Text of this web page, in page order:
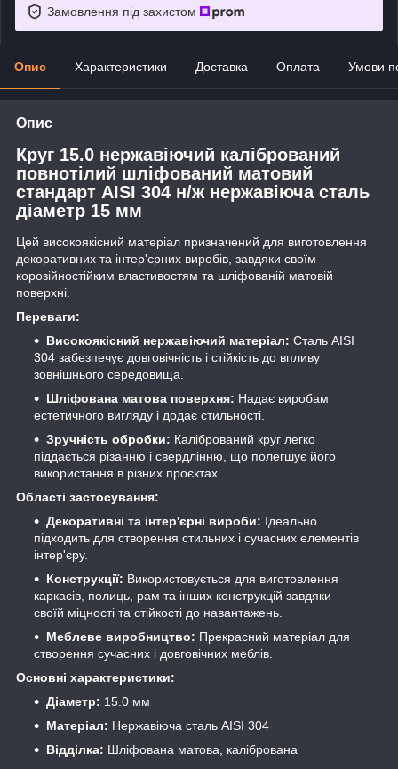
Замовлення під захистом
Опис Характеристики Доставка Оплата Умови
Опис
Круг 15.0 нержавіючий калібрований
повнотілий шліфований матовий
стандарт AISI 304 н/ж нержавіюча сталь
діаметр 15 мм
Цей високоякісний матеріал призначений для виготовлення
декоративних та інтер'єрних виробів, завдяки своїм
корозійностійким властивостям та шліфованій матовій
поверхні.
Переваги:
Високоякісний нержавіючий матеріал: Сталь AISI
304 забезпечує довговічність і стійкість до впливу
зовнішнього середовища.
Шліфована матова поверхня: Надає виробам
естетичного вигляду і додає стильності.
Зручність обробки: Калібрований круг легко
піддається різанню і свердлінню, що полегшує його
використання в різних проєктах.
Області застосування:
Декоративні та інтер'єрні вироби: Ідеально
підходить для створення стильних і сучасних елементів
інтер'єру.
Конструкції: Використовується для виготовлення
каркасів, полиць, рам та інших конструкцій завдяки
своїй міцності та стійкості до навантажень.
Меблеве виробництво: Прекрасний матеріал для
створення сучасних і довговічних меблів.
Основні характеристики:
Діаметр: 15.0 мм
Матеріал: Нержавіюча сталь AISI 304
Відділка: Шліфована матова, калібрована